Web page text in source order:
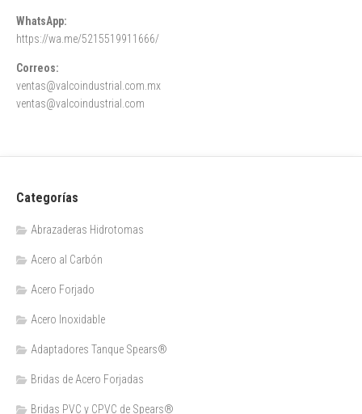
WhatsApp:
https://wa.me/5215519911666/
Correos:
ventas@valcoindustrial.com.mx
ventas@valcoindustrial.com
Categorías
Abrazaderas Hidrotomas
Acero al Carbón
Acero Forjado
Acero Inoxidable
Adaptadores Tanque Spears®
Bridas de Acero Forjadas
Bridas PVC y CPVC de Spears®